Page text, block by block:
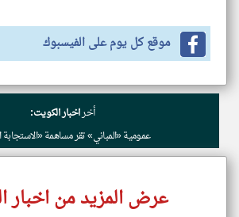
موقع كل يوم على الفيسبوك
أخراخبار الكويت:
عمومية «المباني» تقر مساهمة «الاستجابة
عرض المزيد من اخبار